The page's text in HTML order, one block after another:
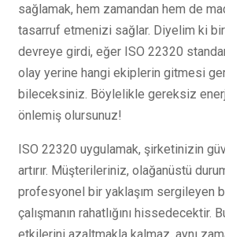
sağlamak, hem zamandan hem de
tasarruf etmenizi sağlar. Diyelim ki bir
devreye girdi, eğer ISO 22320
olay yerine hangi ekiplerin gitmesi
bileceksiniz. Böylelikle gereksiz
önlemiş olursunuz!
ISO 22320 uygulamak, şirketinizin
artırır. Müşterileriniz, olağanüstü
profesyonel bir yaklaşım sergileyen
çalışmanın rahatlığını hissedecektir.
etkilerini azaltmakla kalmaz, aynı